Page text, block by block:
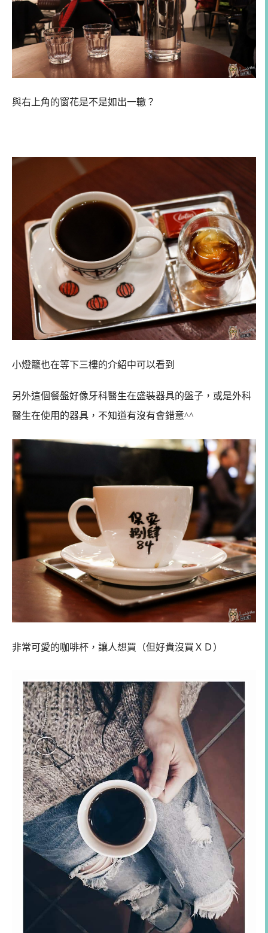
與右上角的窗花是不是如出一轍？
小燈籠也在等下三樓的介紹中可以看到
另外這個餐盤好像牙科醫生在盛裝器具的盤子，或是外科
醫生在使用的器具，不知道有沒有會錯意^^
非常可愛的咖啡杯，讓人想買（但好貴沒買ＸＤ）